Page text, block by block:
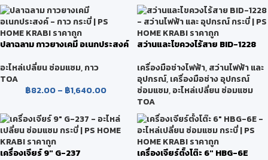
ปลาฉลาม กาวยางเคมี อเนกประสงค์
อะไหล่เปลี่ยน ซ่อมแซม,กาว
TOA
฿82.00 – ฿1,640.00
สว่านและไขควงไร้สาย BID-1228
เครื่องมือช่างไฟฟ้า,สว่านไฟฟ้า และ
อุปกรณ์,เครื่องมือช่าง อุปกรณ์
ซ่อมแซม,อะไหล่เปลี่ยน ซ่อมแซม
TOA
เครื่องเจียร์ 9″ G-237
เครื่องเจียร์ตั้งโต๊ะ 6″ HBG-6E